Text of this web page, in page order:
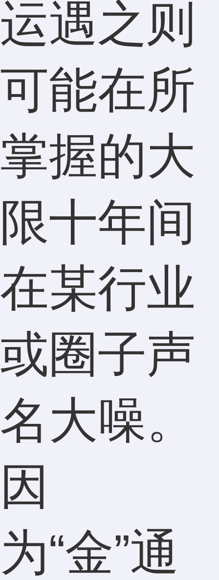
运遇之则
可能在所
掌握的大
限十年间
在某行业
或圈子声
名大噪。
因
为“金”通